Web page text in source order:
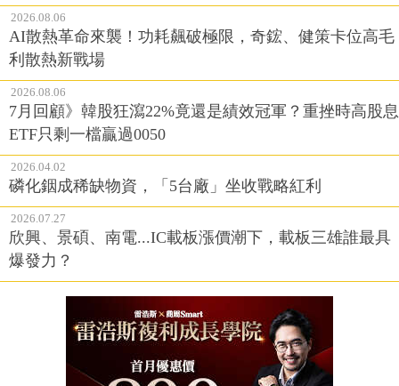
2026.08.06
AI散熱革命來襲！功耗飆破極限，奇鋐、健策卡位高毛
利散熱新戰場
2026.08.06
7月回顧》韓股狂瀉22%竟還是績效冠軍？重挫時高股息
ETF只剩一檔贏過0050
2026.04.02
磷化銦成稀缺物資，「5台廠」坐收戰略紅利
2026.07.27
欣興、景碩、南電...IC載板漲價潮下，載板三雄誰最具
爆發力？